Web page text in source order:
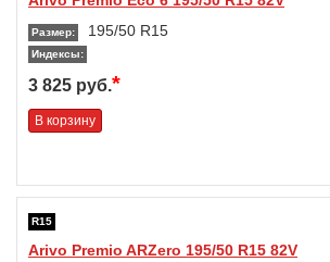
Размер: 195/50 R15
Индексы:
3 825 руб.*
В корзину
R15
Arivo Premio ARZero 195/50 R15 82V